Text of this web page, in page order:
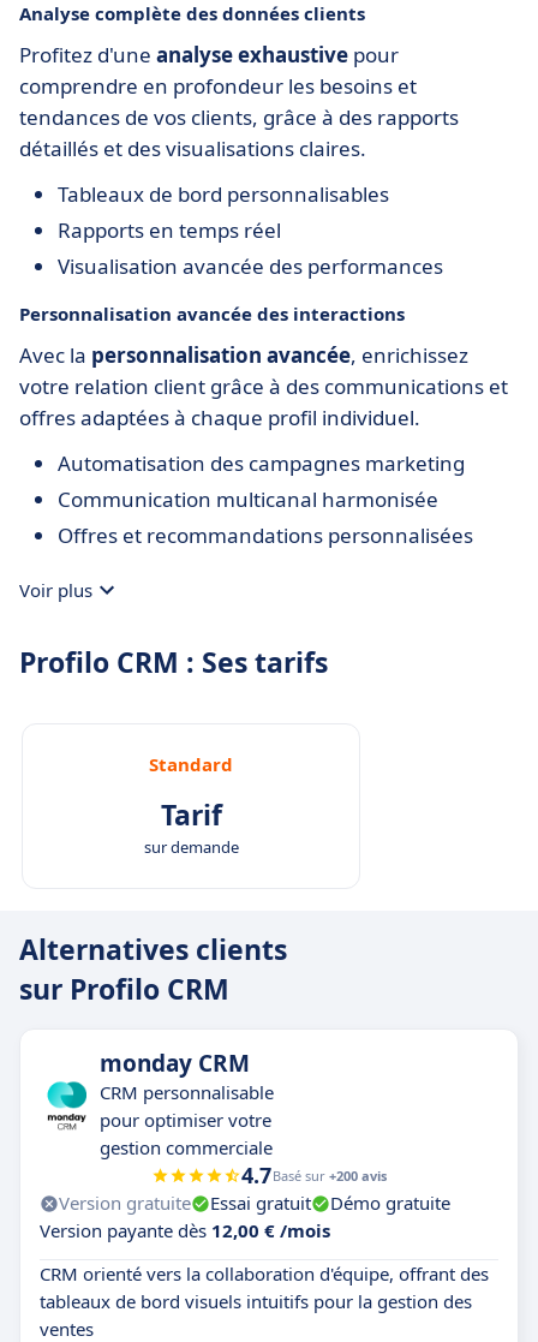
Analyse complète des données clients
Profitez d'une analyse exhaustive pour
comprendre en profondeur les besoins et
tendances de vos clients, grâce à des rapports
détaillés et des visualisations claires.
Tableaux de bord personnalisables
Rapports en temps réel
Visualisation avancée des performances
Personnalisation avancée des interactions
Avec la personnalisation avancée, enrichissez
votre relation client grâce à des communications et
offres adaptées à chaque profil individuel.
Automatisation des campagnes marketing
Communication multicanal harmonisée
Offres et recommandations personnalisées
Voir plus
Profilo CRM : Ses tarifs
Standard
Tarif
sur demande
Alternatives clients
sur Profilo CRM
monday CRM
CRM personnalisable
pour optimiser votre
gestion commerciale
4.7Basé sur +200 avis
Version gratuite Essai gratuit
Démo gratuite
Version payante dès 12,00 € /mois
CRM orienté vers la collaboration d'équipe, offrant des
tableaux de bord visuels intuitifs pour la gestion des
ventes